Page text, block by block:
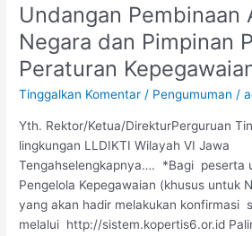
Undangan Pembinaan
Negara dan Pimpinan
Peraturan
Tinggalkan Komentar / Pengumuman /
Yth. Rektor/Ketua/DirekturPerguruan
lingkungan LLDIKTI Wilayah VI Jawa
Tengahselengkapnya…. *Bagi peserta
Pengelola Kepegawaian (khusus untuk
yang akan hadir melakukan konfirmasi
melalui http://sistem.kopertis6.or.id
Undangan
Pembinaan
Aparatur
Sipil
Negara
Pimpinan
PTS
Terkait
Peraturan
Kepegawaian
Angkatan